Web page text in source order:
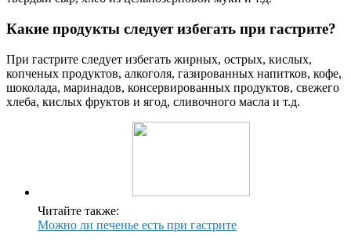
Какие продукты следует избегать при гастрите?
При гастрите следует избегать жирных, острых, кислых,
копченых продуктов, алкоголя, газированных напитков, кофе,
шоколада, маринадов, консервированных продуктов, свежего
хлеба, кислых фруктов и ягод, сливочного масла и т.д.
Читайте также:
Можно ли печенье есть при гастрите